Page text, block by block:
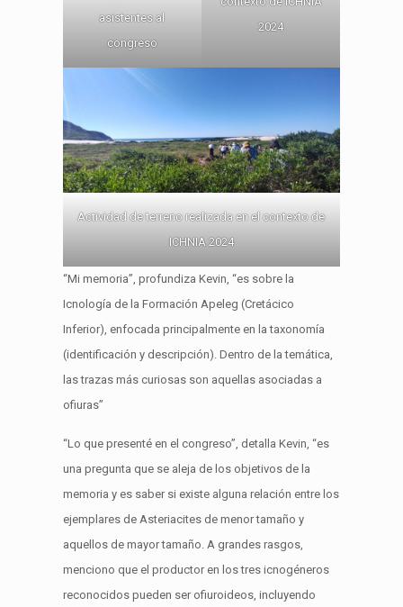
asistentes al
congreso
2024
Actividad de terreno realizada en el contexto de
ICHNIA 2024
“Mi memoria”, profundiza Kevin, “es sobre la
Icnología de la Formación Apeleg (Cretácico
Inferior), enfocada principalmente en la taxonomía
(identificación y descripción). Dentro de la temática,
las trazas más curiosas son aquellas asociadas a
ofiuras”
“Lo que presenté en el congreso”, detalla Kevin, “es
una pregunta que se aleja de los objetivos de la
memoria y es saber si existe alguna relación entre los
ejemplares de Asteriacites de menor tamaño y
aquellos de mayor tamaño. A grandes rasgos,
menciono que el productor en los tres icnogéneros
reconocidos pueden ser ofiuroideos, incluyendo